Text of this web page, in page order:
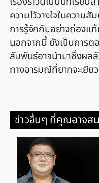
ความไว้วางใจในความ
การรู้จักกันอย่างถ่องแ
นอกจากนี้ ยังเป็นการต
สัมพันธ์อาจนำมาซึ่งผล
ทางอารมณ์ที่ยากจะเยีย
ข่าวอื่นๆ ที่คุณอาจสน